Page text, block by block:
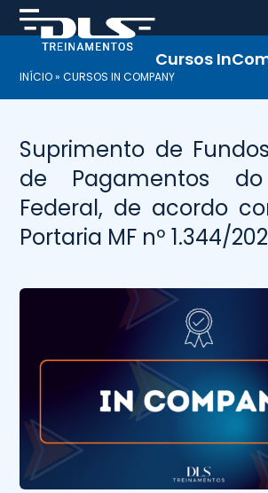
Skip
to
content
Cursos
INÍCIO»CURSOS IN COMPANY
Suprimento de
de Pagamentos
Federal, de acordo
Portaria MF nº 1.344/